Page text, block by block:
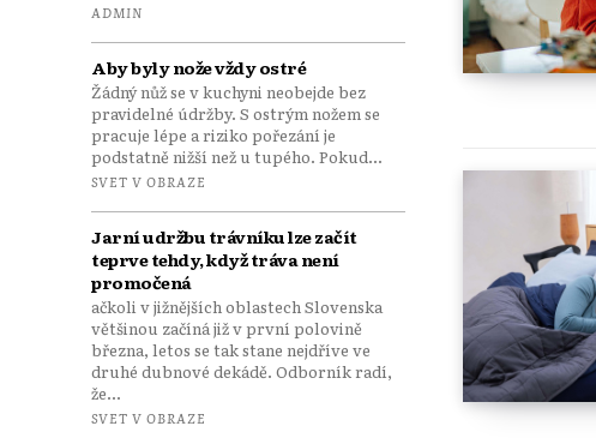
ADMIN
Aby byly nože vždy ostré
Žádný nůž se v kuchyni neobejde bez
pravidelné údržby. S ostrým nožem se
pracuje lépe a riziko pořezání je
podstatně nižší než u tupého. Pokud...
SVET V OBRAZE
Jarní udržbu trávníku lze začít
teprve tehdy, když tráva není
promočená
ačkoli v jižnějších oblastech Slovenska
většinou začíná již v první polovině
března, letos se tak stane nejdříve ve
druhé dubnové dekádě. Odborník radí,
že...
SVET V OBRAZE